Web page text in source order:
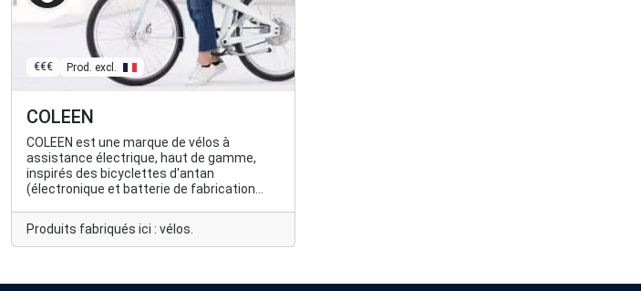
€€€ Prod. excl.
COLEEN
COLEEN est une marque de vélos à
assistance électrique, haut de gamme,
inspirés des bicyclettes d'antan
(électronique et batterie de fabrication
Produits fabriqués ici : vélos.